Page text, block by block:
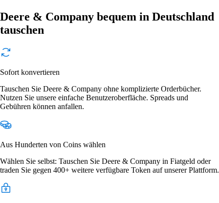
Deere & Company bequem in Deutschland
tauschen
Sofort konvertieren
Tauschen Sie Deere & Company ohne komplizierte Orderbücher.
Nutzen Sie unsere einfache Benutzeroberfläche. Spreads und
Gebühren können anfallen.
Aus Hunderten von Coins wählen
Wählen Sie selbst: Tauschen Sie Deere & Company in Fiatgeld oder
traden Sie gegen 400+ weitere verfügbare Token auf unserer Plattform.